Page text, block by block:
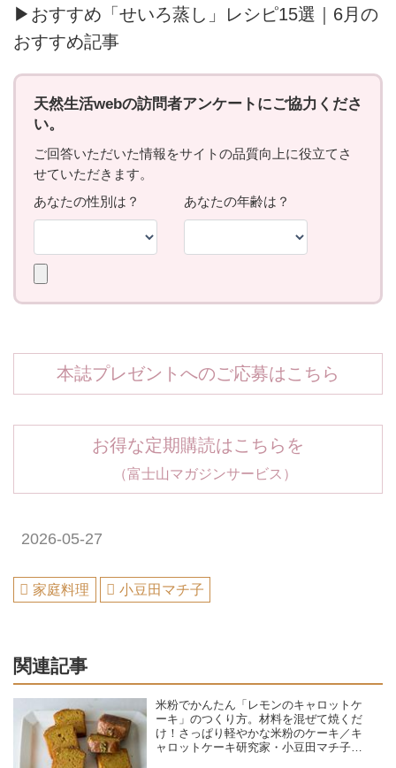
▶おすすめ「せいろ蒸し」レシピ15選｜6月の
おすすめ記事
本誌プレゼントへのご応募はこちら
お得な定期購読はこちらを
（富士山マガジンサービス）
2026-05-27
家庭料理 小豆田マチ子
関連記事
米粉でかんたん「レモンのキャロットケ
ーキ」のつくり方。材料を混ぜて焼くだ
け！さっぱり軽やかな米粉のケーキ／キ
ャロットケーキ研究家・小豆田マチ子さ